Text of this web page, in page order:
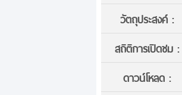
วัตถุประสงค์ :
สถิติการเปิดชม :
ดาวน์โหลด :